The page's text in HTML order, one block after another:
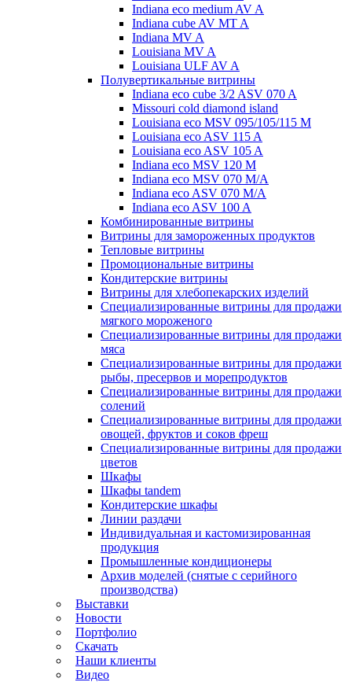
Indiana eco medium AV A
Indiana cube AV MT A
Indiana MV A
Louisiana MV A
Louisiana ULF AV A
Полувертикальные витрины
Indiana eco cube 3/2 ASV 070 A
Missouri cold diamond island
Louisiana eco MSV 095/105/115 M
Louisiana eco ASV 115 A
Louisiana eco ASV 105 A
Indiana eco MSV 120 M
Indiana eco MSV 070 M/A
Indiana eco ASV 070 M/A
Indiana eco ASV 100 A
Комбинированные витрины
Витрины для замороженных продуктов
Тепловые витрины
Промоциональные витрины
Кондитерские витрины
Витрины для хлебопекарских изделий
Специализированные витрины для продажи
мягкого мороженого
Специализированные витрины для продажи
мяса
Специализированные витрины для продажи
рыбы, пресервов и морепродуктов
Специализированные витрины для продажи
солений
Специализированные витрины для продажи
овощей, фруктов и соков фреш
Специализированные витрины для продажи
цветов
Шкафы
Шкафы tandem
Кондитерские шкафы
Линии раздачи
Индивидуальная и кастомизированная
продукция
Промышленные кондиционеры
Архив моделей (снятые с серийного
производства)
Выставки
Новости
Портфолио
Скачать
Наши клиенты
Видео